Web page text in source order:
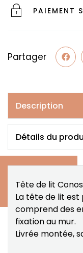
PAIEMENT
Partager
Description
Tête de lit
La tête de lit est
comprend des
fixation au mur.
Livrée montée,
Détails du